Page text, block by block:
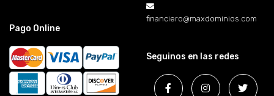
Pago Online
financiero@maxdominios.com
Seguinos en las redes